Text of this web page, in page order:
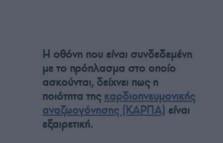
Η οθόνη που είναι συνδεδεμένη
με το πρόπλασμα στο οποίο
ασκούνται, δείχνει πως η
ποιότητα της καρδιοπνευμονικής
αναζωογόνησης (ΚΑΡΠΑ) είναι
εξαιρετική.